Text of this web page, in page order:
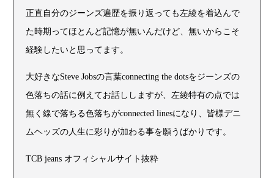
正直自分のジーンズ遍歴を振り返っても左綾を着込んで
た時期ってほとんど記憶が無いんだけど、無いからこそ
経験したいと思ってます。
大好きなSteve Jobsの言葉connecting the dotsをジーンズの
色落ちの話に例えてお話ししますが、左綾特有の点では
無く線で落ちる色落ちがconnected linesになり、皆様デニ
ムヘッズの人生に彩りが加わる事を願うばかりです。
TCB jeans オフィシャルサイト抜粋